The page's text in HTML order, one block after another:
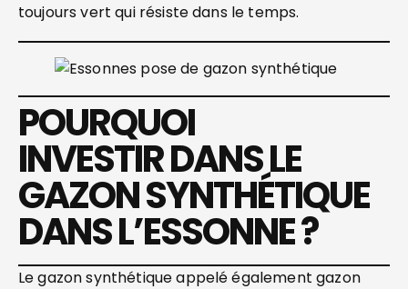
toujours vert qui résiste dans le temps.
POURQUOI
INVESTIR DANS LE
GAZON SYNTHÉTIQUE
DANS L’ESSONNE ?
Le gazon synthétique appelé également gazon